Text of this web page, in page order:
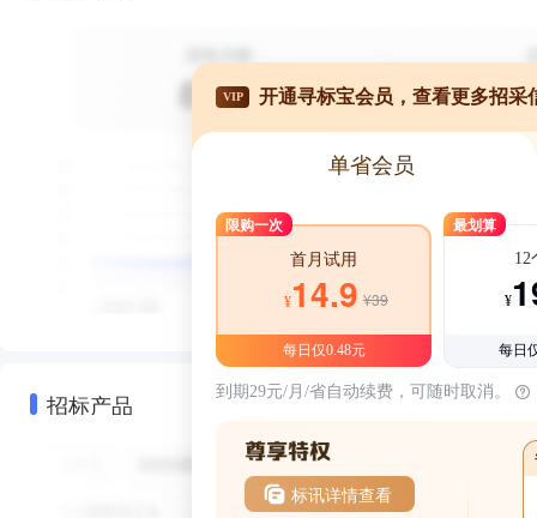
招标产品
VIP 开通寻标宝会员，查看更多招采
单省会员
限购一次
首月试用
¥14.9 ¥39
每日仅0.48元
最划算
12
¥
每日
到期29元/月/省自动续费，可随时取消。
标讯详情查看